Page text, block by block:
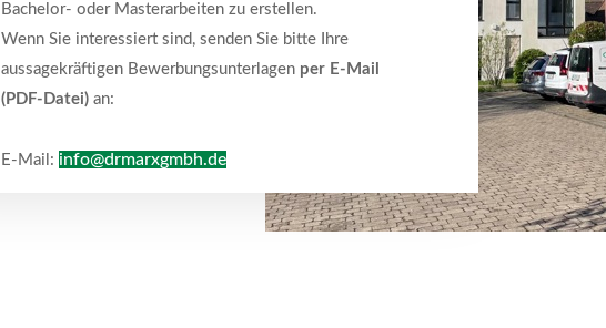
Bachelor- oder Masterarbeiten zu erstellen.
Wenn Sie interessiert sind, senden Sie bitte Ihre
aussagekräftigen Bewerbungsunterlagen per E-Mail
(PDF-Datei) an:
E-Mail: info@drmarxgmbh.de